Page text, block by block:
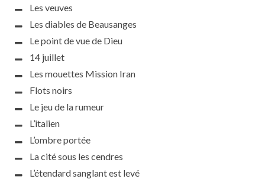
Les veuves
Les diables de Beausanges
Le point de vue de Dieu
14 juillet
Les mouettes Mission Iran
Flots noirs
Le jeu de la rumeur
L’italien
L’ombre portée
La cité sous les cendres
L’étendard sanglant est levé